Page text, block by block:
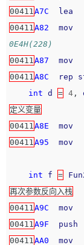
00411A7C lea
00411A82 mov
0E4H(228)
00411A87 mov
00411A8C rep
int d = 4 ,
定义变量
00411A8E mov
00411A95 mov
int f =
再次参数反向入栈
00411A9C mov
00411A9F push
00411AA0 mov